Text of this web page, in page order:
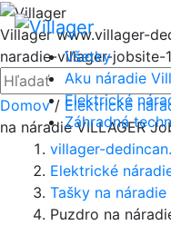
Villagerwww.villager-
naradie-villager-jobsite-
Zatvoriť
Hľadať:
Všetky
Aku náradie
Elektrické
Záhradná
Domov/ Elektrické
na náradie VILLAGER
villager-
Elektrické
Tašky na náradie
Puzdro na